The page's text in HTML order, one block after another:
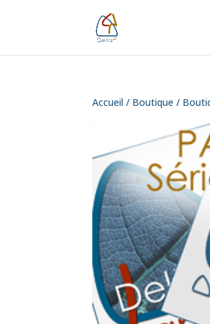
Accueil / Boutique /